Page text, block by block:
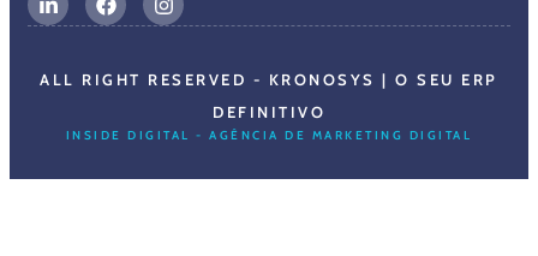
ALL RIGHT RESERVED - KRONOSYS | O SEU ERP
DEFINITIVO
INSIDE DIGITAL - AGÊNCIA DE MARKETING DIGITAL